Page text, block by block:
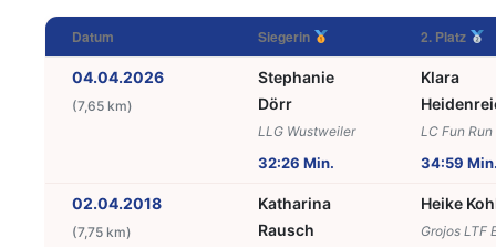
Datum Siegerin 2. Platz
04.04.2026
(7,65 km)
Stephanie
Dörr
LLG Wustweiler
32:26 Min.
Klara
LC Fun
34:59
02.04.2018
(7,75 km)
Katharina
Rausch
Heike
Grojos LTF